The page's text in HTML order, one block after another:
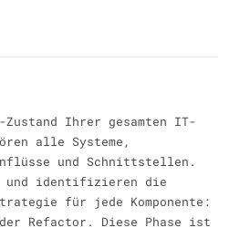
Ihrer gesamten IT-
alle Systeme,
und Schnittstellen.
und identifizieren die
für jede Komponente:
Refactor. Diese Phase ist